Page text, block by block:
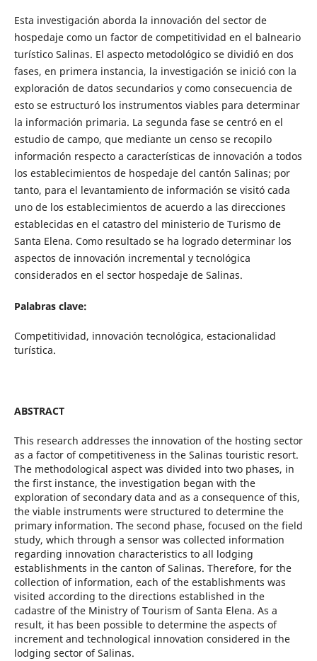
Esta investigación aborda la innovación del sector de
hospedaje como un factor de competitividad en el balneario
turístico Salinas. El aspecto metodológico se dividió en dos
fases, en primera instancia, la investigación se inició con la
exploración de datos secundarios y como consecuencia de
esto se estructuró los instrumentos viables para determinar
la información primaria. La segunda fase se centró en el
estudio de campo, que mediante un censo se recopilo
información respecto a características de innovación a todos
los establecimientos de hospedaje del cantón Salinas; por
tanto, para el levantamiento de información se visitó cada
uno de los establecimientos de acuerdo a las direcciones
establecidas en el catastro del ministerio de Turismo de
Santa Elena. Como resultado se ha logrado determinar los
aspectos de innovación incremental y tecnológica
considerados en el sector hospedaje de Salinas.
Palabras clave:
Competitividad, innovación tecnológica, estacionalidad
turística.
ABSTRACT
This research addresses the innovation of the hosting sector
as a factor of competitiveness in the Salinas touristic resort.
The methodological aspect was divided into two phases, in
the first instance, the investigation began with the
exploration of secondary data and as a consequence of this,
the viable instruments were structured to determine the
primary information. The second phase, focused on the field
study, which through a sensor was collected information
regarding innovation characteristics to all lodging
establishments in the canton of Salinas. Therefore, for the
collection of information, each of the establishments was
visited according to the directions established in the
cadastre of the Ministry of Tourism of Santa Elena. As a
result, it has been possible to determine the aspects of
increment and technological innovation considered in the
lodging sector of Salinas.